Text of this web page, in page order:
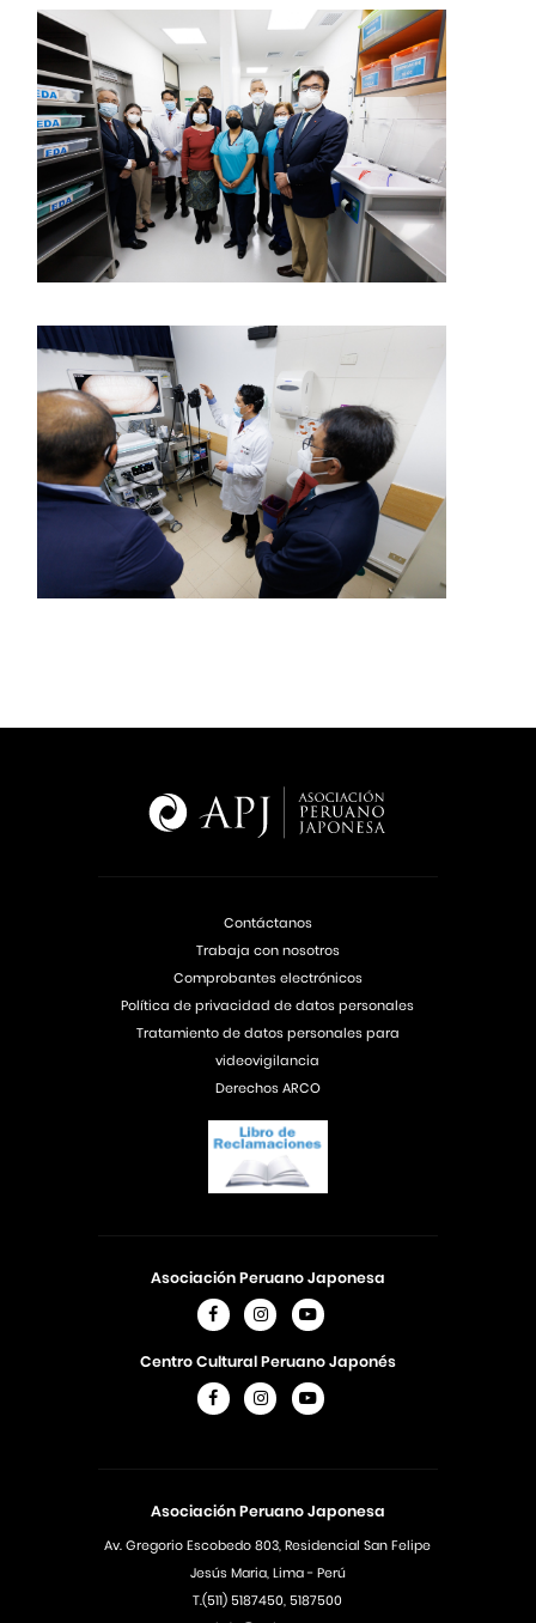
Asociación Peruano Japonesa
Av. Gregorio Escobedo 803, Residencial San Felipe
Jesús Maria, Lima - Perú
T.(511) 5187450, 5187500
Asociación Peruano Japonesa
Centro Cultural Peruano Japonés
Contáctanos
Trabaja con nosotros
Comprobantes electrónicos
Política de privacidad de datos personales
Tratamiento de datos personales para
videovigilancia
Derechos ARCO